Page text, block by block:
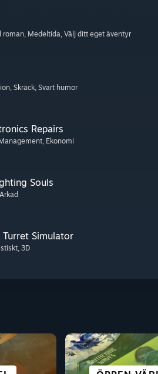
roman, Medeltida, Välj ditt eget äventyr
, Skräck, Svart humor
Repairs
, Ekonomi
Souls
Turret Simulator
, 3D